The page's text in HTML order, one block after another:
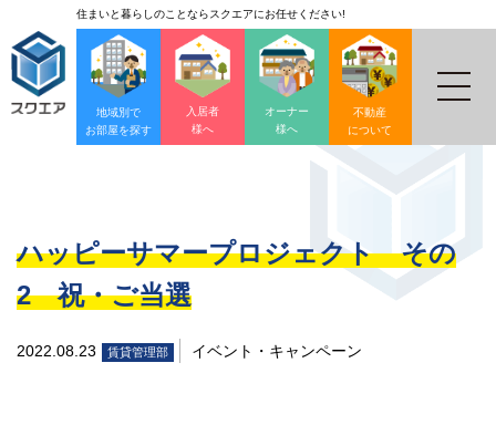
住まいと暮らしのことならスクエアにお任せください!
地域別で
お部屋を探す
入居者
様へ
オーナー
様へ
不動産
について
ハッピーサマープロジェクト その
2 祝・ご当選
2022.08.23 賃貸管理部 イベント・キャンペーン